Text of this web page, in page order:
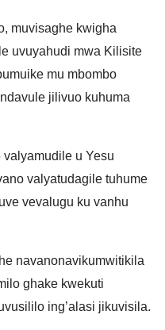
muvisaghe kwigha
uvuyahudi mwa Kilisite
mu mbombo
jilivuo kuhuma
u Yesu
valyatudagile tuhume
vevalugu ku vanhu
navanonavikumwitikila
ghake kwekuti
ing’alasi jikuvisila.